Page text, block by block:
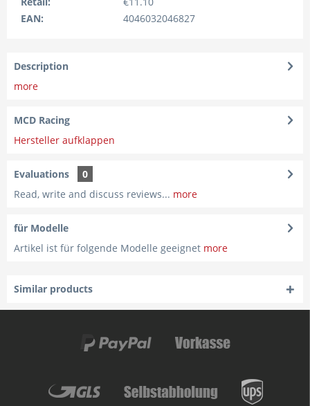
EAN:
4046032046827
Description
more
MCD Racing
Hersteller aufklappen
Evaluations
0
Read, write and discuss reviews... more
für Modelle
Artikel ist für folgende Modelle geeignet more
Similar products